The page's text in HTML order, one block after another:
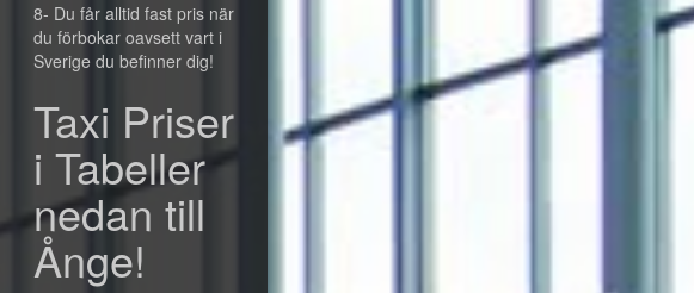
8- Du får alltid fast pris när
du förbokar oavsett vart i
Sverige du befinner dig!
Taxi Priser
i Tabeller
nedan till
Ånge!